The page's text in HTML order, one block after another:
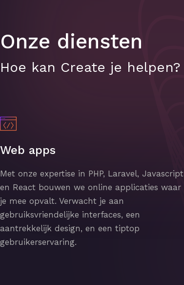
Onze diensten
Hoe kan Create je helpen?
Web apps
Met onze expertise in PHP, Laravel, Javascript
en React bouwen we online applicaties waar
je mee opvalt. Verwacht je aan
gebruiksvriendelijke interfaces, een
aantrekkelijk design, en een tiptop
gebruikerservaring.